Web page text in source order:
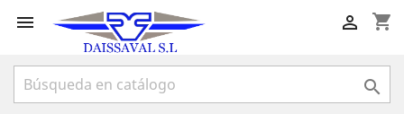
 shopping_cart

